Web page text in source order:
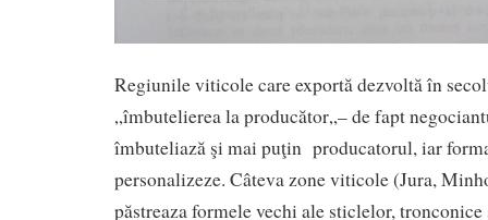
Regiunile viticole care exportă dezvoltă în
„îmbutelierea la producător„– de fapt
îmbuteliază şi mai puţin producatorul, iar
personalizeze. Câteva zone viticole (Jura,
păstreaza formele vechi ale sticlelor,